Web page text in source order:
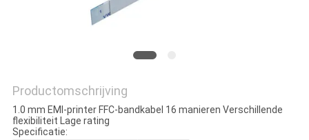
Productomschrijving
1.0 mm EMI-printer FFC-bandkabel 16 manieren Verschillende
flexibiliteit Lage rating
Specificatie: